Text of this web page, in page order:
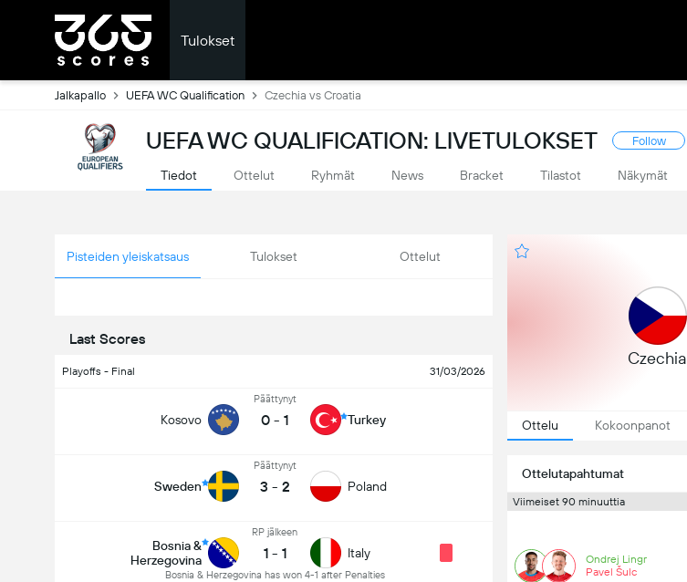
Tulokset
Jalkapallo UEFA WC Qualification Czechia vs Croatia
UEFA WC QUALIFICATION: LIVETULOKSET Follow
Tiedot Ottelut Ryhmät News Bracket Tilastot Näkymät
Pisteiden yleiskatsaus Tulokset Ottelut
Last Scores
Playoffs - Final 31/03/2026
Kosovo
Päättynyt
0 - 1 Turkey
Sweden
Päättynyt
3 - 2 Poland
Bosnia &
Herzegovina
RP jälkeen
1 - 1
Bosnia & Herzegovina has won 4-1 after Penalties
Italy
Czechia
Ottelu Kokoonpanot
Ottelutapahtumat
Viimeiset 90 minuuttia
Ondrej Lingr
Pavel Šulc